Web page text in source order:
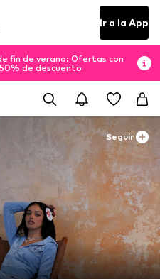
Ir a la App
fin de verano: Ofertas con
de descuento
Seguir